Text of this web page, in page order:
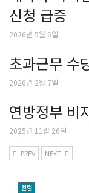
신청 급증
2026년 5월 6일
초과근무 수
2026년 2월 7일
연방정부 비
2025년 11월 26일
PREV NEXT
컬럼